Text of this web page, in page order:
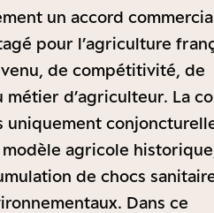
un accord
pour l’agriculture
de compétitivité, de
d’agriculteur. La
uniquement
agricole
de chocs
Dans ce